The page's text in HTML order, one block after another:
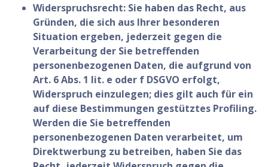
Widerspruchsrecht: Sie haben das Recht, aus
Gründen, die sich aus Ihrer besonderen
Situation ergeben, jederzeit gegen die
Verarbeitung der Sie betreffenden
personenbezogenen Daten, die aufgrund von
Art. 6 Abs. 1 lit. e oder f DSGVO erfolgt,
Widerspruch einzulegen; dies gilt auch für ein
auf diese Bestimmungen gestütztes Profiling.
Werden die Sie betreffenden
personenbezogenen Daten verarbeitet, um
Direktwerbung zu betreiben, haben Sie das